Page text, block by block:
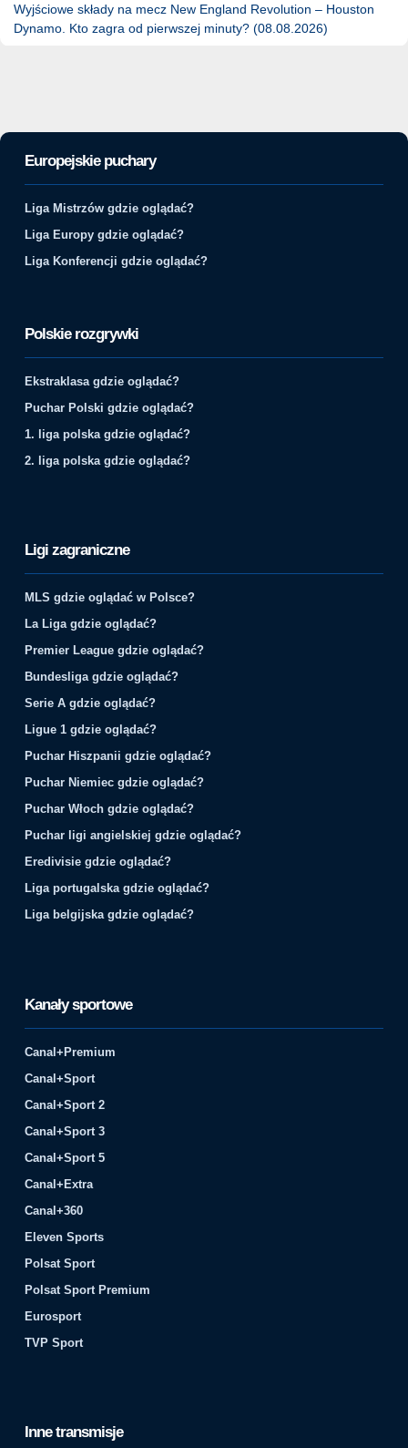
Wyjściowe składy na mecz New England Revolution – Houston
Dynamo. Kto zagra od pierwszej minuty? (08.08.2026)
Europejskie puchary
Liga Mistrzów gdzie oglądać?
Liga Europy gdzie oglądać?
Liga Konferencji gdzie oglądać?
Polskie rozgrywki
Ekstraklasa gdzie oglądać?
Puchar Polski gdzie oglądać?
1. liga polska gdzie oglądać?
2. liga polska gdzie oglądać?
Ligi zagraniczne
MLS gdzie oglądać w Polsce?
La Liga gdzie oglądać?
Premier League gdzie oglądać?
Bundesliga gdzie oglądać?
Serie A gdzie oglądać?
Ligue 1 gdzie oglądać?
Puchar Hiszpanii gdzie oglądać?
Puchar Niemiec gdzie oglądać?
Puchar Włoch gdzie oglądać?
Puchar ligi angielskiej gdzie oglądać?
Eredivisie gdzie oglądać?
Liga portugalska gdzie oglądać?
Liga belgijska gdzie oglądać?
Kanały sportowe
Canal+Premium
Canal+Sport
Canal+Sport 2
Canal+Sport 3
Canal+Sport 5
Canal+Extra
Canal+360
Eleven Sports
Polsat Sport
Polsat Sport Premium
Eurosport
TVP Sport
Inne transmisje